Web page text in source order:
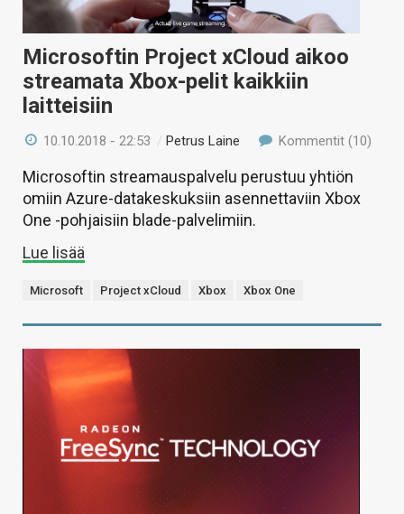
Microsoftin Project xCloud aikoo
streamata Xbox-pelit kaikkiin
laitteisiin
10.10.2018 - 22:53 /Petrus Laine Kommentit (10)
Microsoftin streamauspalvelu perustuu yhtiön
omiin Azure-datakeskuksiin asennettaviin Xbox
One -pohjaisiin blade-palvelimiin.
Lue lisää
Microsoft Project xCloud Xbox Xbox One